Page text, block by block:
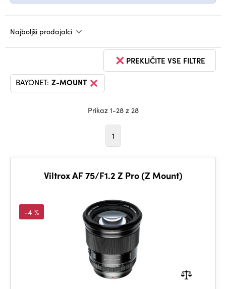
Najboljši prodajalci
PREKLIČITE VSE FILTRE
BAYONET: Z-MOUNT
Prikaz 1-28 z 28
1
Viltrox AF 75/F1.2 Z Pro (Z Mount)
-4 %